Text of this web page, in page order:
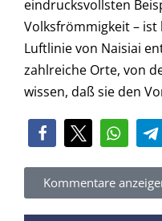
eindrucksvollsten
Volksfrömmigkeit –
Luftlinie von Naisiai
zahlreiche Orte, von
wissen, daß sie den
Kommentare